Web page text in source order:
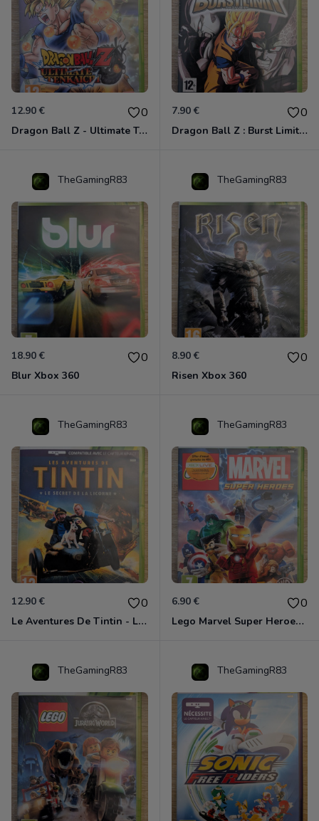
12.90 € 0
Dragon Ball Z - Ultimate Tenkaichi Xbox 360
7.90 € 0
Dragon Ball Z : Burst Limit Xbox 360
TheGamingR83
18.90 € 0
Blur Xbox 360
TheGamingR83
8.90 € 0
Risen Xbox 360
TheGamingR83
12.90 € 0
Le Aventures De Tintin - Le Secret De La Licorne Xbox 360
TheGamingR83
6.90 € 0
Lego Marvel Super Heroes Xbox 360
TheGamingR83 TheGamingR83